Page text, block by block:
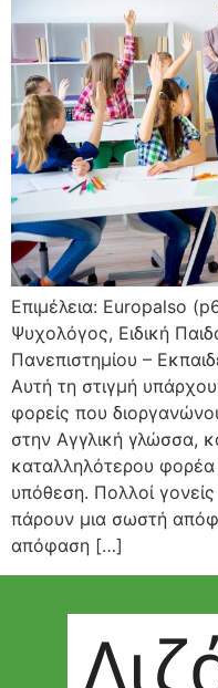
Επιμέλεια: Europalso
Ψυχολόγος, Ειδική
Πανεπιστημίου –
Αυτή τη στιγμή
φορείς που
στην Αγγλική γλώσσα,
καταλληλότερου
υπόθεση. Πολλοί
πάρουν μια σωστή
απόφαση […]